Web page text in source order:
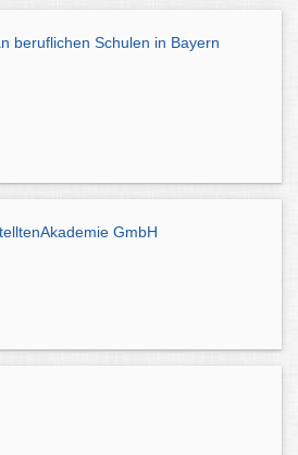
beruflichen Schulen in Bayern
GmbH